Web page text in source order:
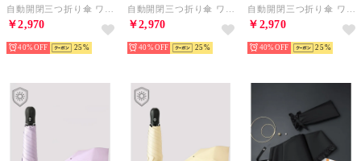
￥2,970
40% 25
￥2,970
40% 25
￥2,970
40% 25